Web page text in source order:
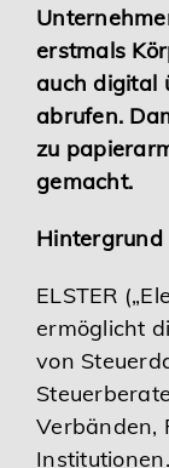
Services
erstmals
auch digital
abrufen.
zu
gemacht.
Hintergrund
ELSTER
ermöglicht
von
Verbänden,